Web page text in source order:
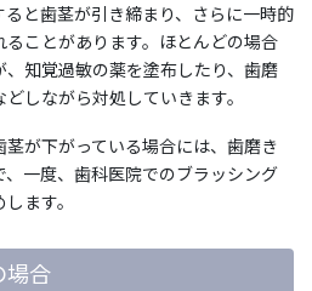
と歯茎が引き締まり、さらに一時的
ことがあります。ほとんどの場合
知覚過敏の薬を塗布したり、歯磨
しながら対処していきます。
が下がっている場合には、歯磨き
一度、歯科医院でのブラッシング
ます。
合